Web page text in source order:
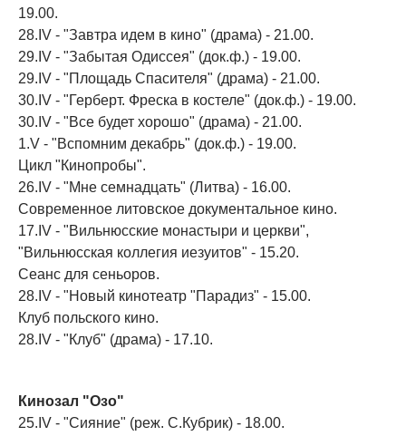
19.00.
28.IV - "Завтра идем в кино" (драма) - 21.00.
29.IV - "Забытая Одиссея" (док.ф.) - 19.00.
29.IV - "Площадь Спасителя" (драма) - 21.00.
30.IV - "Герберт. Фреска в костеле" (док.ф.) - 19.00.
30.IV - "Все будет хорошо" (драма) - 21.00.
1.V - "Вспомним декабрь" (док.ф.) - 19.00.
Цикл "Кинопробы".
26.IV - "Мне семнадцать" (Литва) - 16.00.
Современное литовское документальное кино.
17.IV - "Вильнюсские монастыри и церкви",
"Вильнюсская коллегия иезуитов" - 15.20.
Сеанс для сеньоров.
28.IV - "Новый кинотеатр "Парадиз" - 15.00.
Клуб польского кино.
28.IV - "Клуб" (драма) - 17.10.
Кинозал "Озо"
25.IV - "Сияние" (реж. С.Кубрик) - 18.00.